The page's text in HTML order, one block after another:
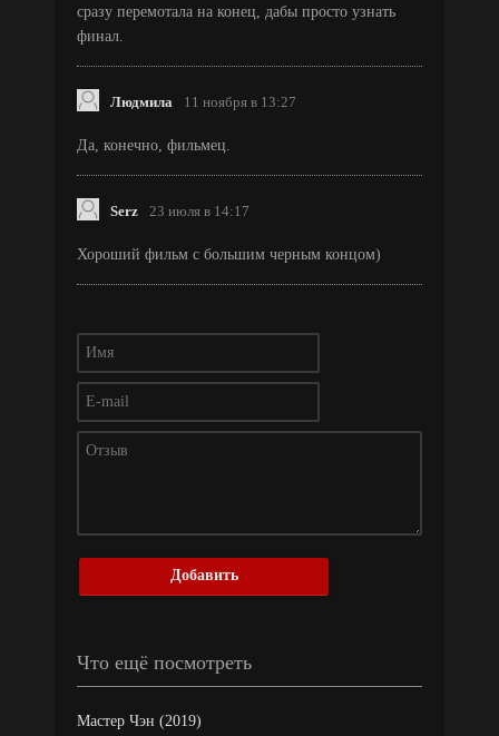
сразу перемотала на конец, дабы просто узнать
финал.
Людмила 11 ноября в 13:27
Да, конечно, фильмец.
Serz 23 июля в 14:17
Хороший фильм с большим черным концом)
Добавить
Что ещё посмотреть
Мастер Чэн (2019)